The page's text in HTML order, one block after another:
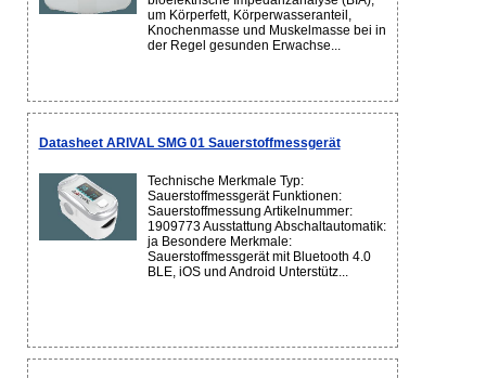
um Körperfett, Körperwasseranteil,
Knochenmasse und Muskelmasse bei in
der Regel gesunden Erwachse...
Datasheet ARIVAL SMG 01 Sauerstoffmessgerät
Technische Merkmale Typ:
Sauerstoffmessgerät Funktionen:
Sauerstoffmessung Artikelnummer:
1909773 Ausstattung Abschaltautomatik:
ja Besondere Merkmale:
Sauerstoffmessgerät mit Bluetooth 4.0
BLE, iOS und Android Unterstütz...